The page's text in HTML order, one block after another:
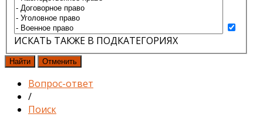
ИСКАТЬ ТАКЖЕ В ПОДКАТЕГОРИЯХ
Найти Отменить
Вопрос-ответ
/
Поиск